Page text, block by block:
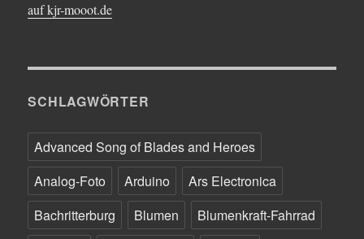
auf kjr-mooot.de
SCHLAGWÖRTER
Advanced Song of Blades and Heroes
Analog-Foto
Arduino
Ars Electronica
Bachritterburg
Blumen
Blumenkraft-Fahrrad